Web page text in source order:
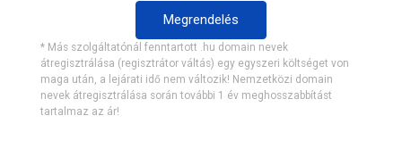
Megrendelés
* Más szolgáltatónál fenntartott .hu domain nevek
átregisztrálása (regisztrátor váltás) egy egyszeri költséget von
maga után, a lejárati idő nem változik! Nemzetközi domain
nevek átregisztrálása során további 1 év meghosszabbítást
tartalmaz az ár!